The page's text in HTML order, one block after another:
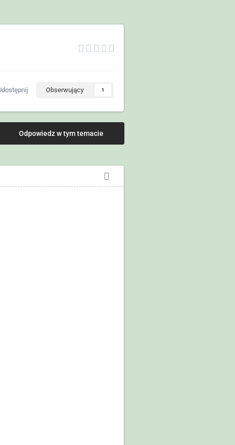
Obserwujący 1
Odpowiedz w tym temacie